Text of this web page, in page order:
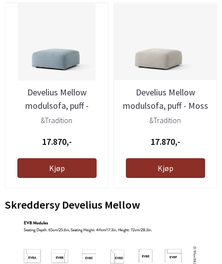
Develius Mellow
modulsofa, puff -
Cifrado 741, ...
&Tradition
17.870,-
Kjøp
Develius Mellow
modulsofa, puff - Moss
04, ...
&Tradition
17.870,-
Kjøp
Skreddersy Develius Mellow